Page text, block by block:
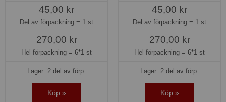
45,00 kr
Del av förpackning = 1 st
270,00 kr
Hel förpackning = 6*1 st
Lager: 2 del av förp.
Köp »
45,00 kr
Del av förpackning = 1 st
270,00 kr
Hel förpackning = 6*1 st
Lager: 2 del av förp.
Köp »